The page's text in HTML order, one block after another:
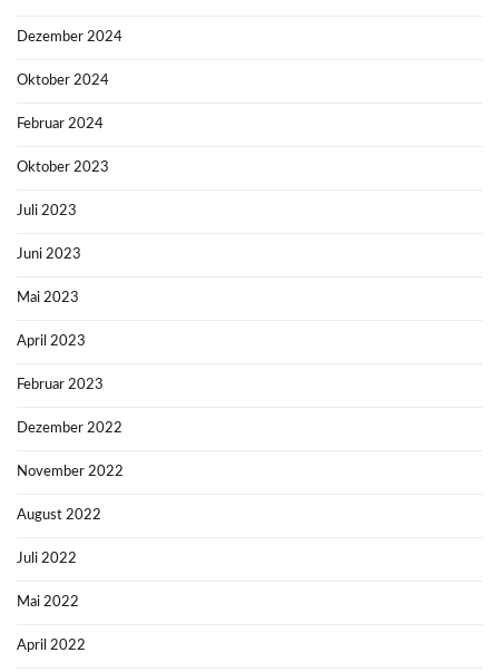
Dezember 2024
Oktober 2024
Februar 2024
Oktober 2023
Juli 2023
Juni 2023
Mai 2023
April 2023
Februar 2023
Dezember 2022
November 2022
August 2022
Juli 2022
Mai 2022
April 2022